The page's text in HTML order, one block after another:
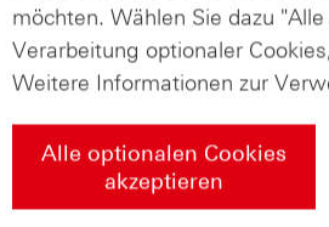
möchten. Wählen Sie dazu
Verarbeitung optionaler
Weitere Informationen zur
Alle optionalen Cookies
akzeptieren